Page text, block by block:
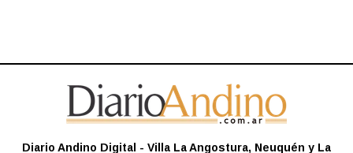
Diario Andino Digital - Villa La Angostura, Neuquén y La